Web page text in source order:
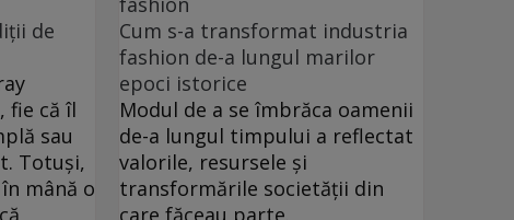
de
fie că îl
sau
Totuși,
mână o
Cum s-a transformat industria
fashion de-a lungul marilor
epoci istorice
Modul de a se îmbrăca oamenii
de-a lungul timpului a reflectat
valorile, resursele și
transformările societății din
care făceau parte.